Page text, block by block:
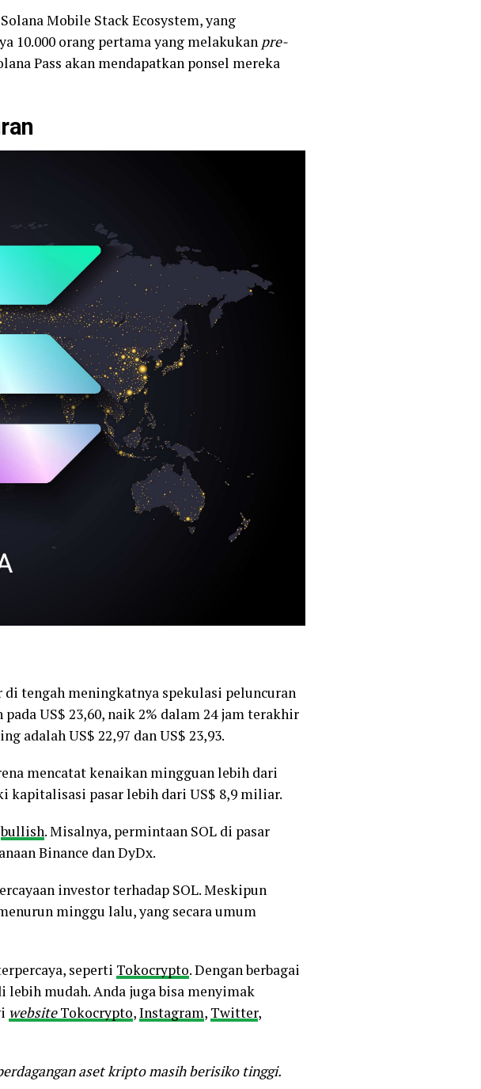
Mobile Stack Ecosystem, yang
10.000 orang pertama yang melakukan pre-
Pass akan mendapatkan ponsel mereka
tengah meningkatnya spekulasi peluncuran
US$ 23,60, naik 2% dalam 24 jam terakhir
adalah US$ 22,97 dan US$ 23,93.
mencatat kenaikan mingguan lebih dari
kapitalisasi pasar lebih dari US$ 8,9 miliar.
bullish. Misalnya, permintaan SOL di pasar
Binance dan DyDx.
investor terhadap SOL. Meskipun
minggu lalu, yang secara umum
seperti Tokocrypto. Dengan berbagai
mudah. Anda juga bisa menyimak
websiteTokocrypto,Instagram, Twitter,
aset kripto masih berisiko tinggi.